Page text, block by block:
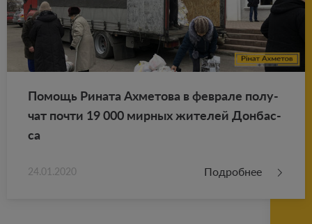
По­мощь Ри­на­та Ах­ме­то­ва в фев­ра­ле по­лу­
чат почти 19 000 мир­ных жи­те­лей Дон­бас­
са
24.01.2020 Подробнее